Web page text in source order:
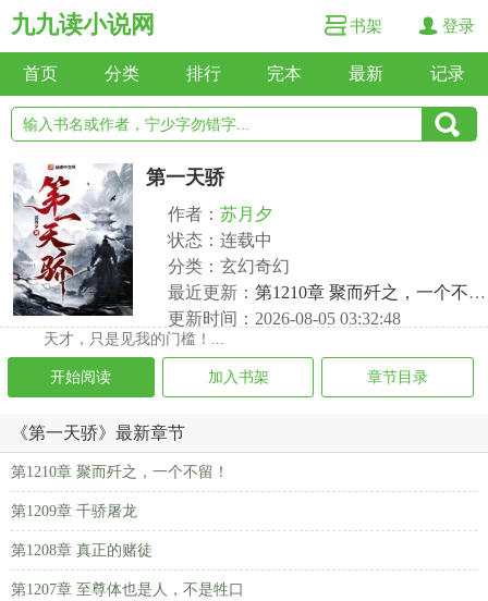
九九读小说网 书架 登录
首页 分类 排行 完本 最新 记录
第一天骄
作者： 苏月夕
状态：连载中
分类：玄幻奇幻
最近更新： 第1210章 聚而歼之，一个不留！
更新时间：2026-08-05 03:32:48
天才，只是见我的门槛！...
开始阅读 加入书架 章节目录
《第一天骄》最新章节
第1210章 聚而歼之，一个不留！
第1209章 千骄屠龙
第1208章 真正的赌徒
第1207章 至尊体也是人，不是牲口